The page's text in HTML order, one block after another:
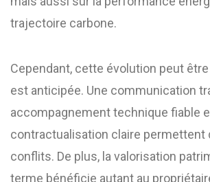
trajectoire carbone.
Cependant, cette évolution peut
est anticipée. Une communication
accompagnement technique fiable
contractualisation claire permettent
conflits. De plus, la valorisation
terme bénéficie autant au